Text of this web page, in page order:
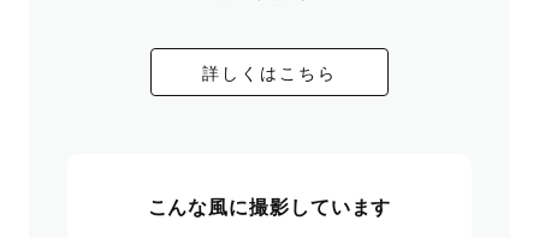
詳しくはこちら
こんな風に撮影しています